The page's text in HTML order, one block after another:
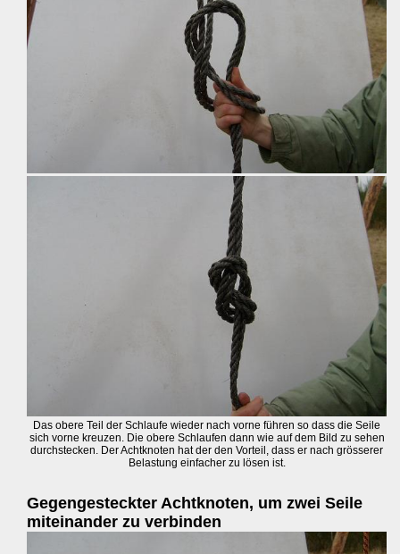
Das obere Teil der Schlaufe wieder nach vorne führen so dass die Seile
sich vorne kreuzen. Die obere Schlaufen dann wie auf dem Bild zu sehen
durchstecken. Der Achtknoten hat der den Vorteil, dass er nach grösserer
Belastung einfacher zu lösen ist.
Gegengesteckter Achtknoten, um zwei Seile
miteinander zu verbinden